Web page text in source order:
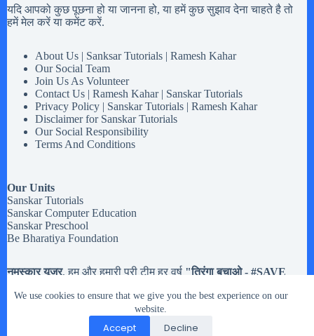
We use cookies to ensure that we give you the best experience on our
website.
Accept Decline
यदि आपको कुछ पूछना हो या जानना हो, या हमें कुछ सुझाव देना चाहते है तो
हमें मेल करें या कमेंट करें.
About Us | Sanksar Tutorials | Ramesh Kahar
Our Social Team
Join Us As Volunteer
Contact Us | Ramesh Kahar | Sanskar Tutorials
Privacy Policy | Sanskar Tutorials | Ramesh Kahar
Disclaimer for Sanskar Tutorials
Our Social Responsibility
Terms And Conditions
Our Units
Sanskar Tutorials
Sanskar Computer Education
Sanskar Preschool
Be Bharatiya Foundation
नमस्कार यूजर, हम और हमारी पूरी टीम हर वर्ष "तिरंगा बचाओ - #SAVE
तिरंगे झंडे इकट्टा किये है. मतलब यह की यदि आपको१५ अगस्त और २६
जनवरी या किसी भी राष्ट्रिय त्यौहारमें इस्तेमाल होने वाले तिरंगे झंडे रास्ते
पर गिरे मिले, या आप के पास हो पर उसे संभालकर नहीं रख नहीं सकते तो